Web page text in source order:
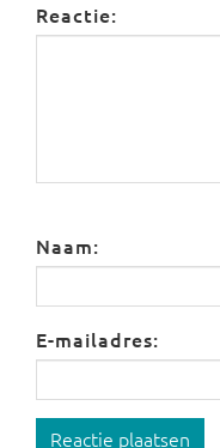
Reactie:
Naam:
E-mailadres:
Reactie plaatsen